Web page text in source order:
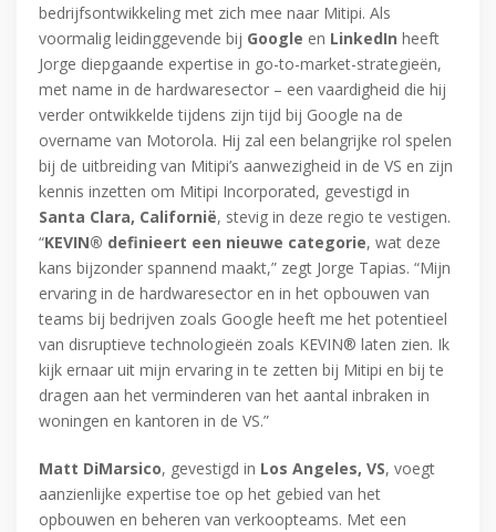
bedrijfsontwikkeling met zich mee naar Mitipi. Als
voormalig leidinggevende bij Google en LinkedIn heeft
Jorge diepgaande expertise in go-to-market-strategieën,
met name in de hardwaresector – een vaardigheid die hij
verder ontwikkelde tijdens zijn tijd bij Google na de
overname van Motorola. Hij zal een belangrijke rol spelen
bij de uitbreiding van Mitipi’s aanwezigheid in de VS en zijn
kennis inzetten om Mitipi Incorporated, gevestigd in
Santa Clara, Californië, stevig in deze regio te vestigen.
“KEVIN® definieert een nieuwe categorie, wat deze
kans bijzonder spannend maakt,” zegt Jorge Tapias. “Mijn
ervaring in de hardwaresector en in het opbouwen van
teams bij bedrijven zoals Google heeft me het potentieel
van disruptieve technologieën zoals KEVIN® laten zien. Ik
kijk ernaar uit mijn ervaring in te zetten bij Mitipi en bij te
dragen aan het verminderen van het aantal inbraken in
woningen en kantoren in de VS.”
Matt DiMarsico, gevestigd in Los Angeles, VS, voegt
aanzienlijke expertise toe op het gebied van het
opbouwen en beheren van verkoopteams. Met een